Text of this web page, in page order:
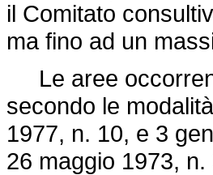
il Comitato
ma fino ad un
Le aree
secondo le
1977, n. 10, e 3
26 maggio 1973, n.